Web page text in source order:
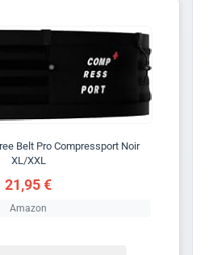
Belt Pro Compressport Noir
XL/XXL
21,95 €
Amazon